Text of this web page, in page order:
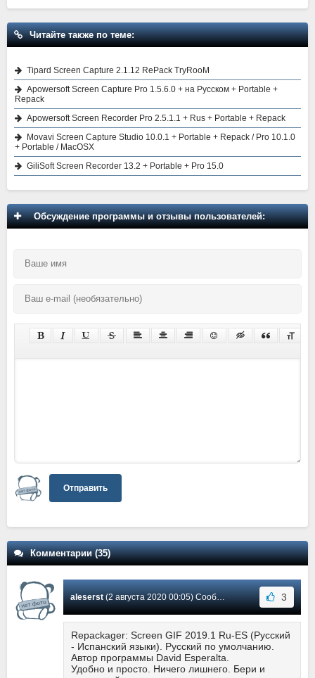
Читайте также по теме:
Tipard Screen Capture 2.1.12 RePack TryRooM
Apowersoft Screen Capture Pro 1.5.6.0 + на Русском + Portable +
Repack
Apowersoft Screen Recorder Pro 2.5.1.1 + Rus + Portable + Repack
Movavi Screen Capture Studio 10.0.1 + Portable + Repack / Pro 10.1.0
+ Portable / MacOSX
GiliSoft Screen Recorder 13.2 + Portable + Pro 15.0
Обсуждение программы и отзывы пользователей:
Отправить
Комментарии (35)
aleserst(2 августа 2020 00:05) Сообщение #30 3
Repackager: Screen GIF 2019.1 Ru-ES (Русский
- Испанский языки). Русский по умолчанию.
Автор программы David Esperalta.
Удобно и просто. Ничего лишнего. Бери и